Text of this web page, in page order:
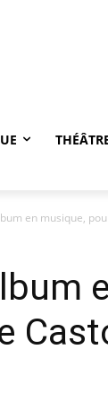
en musique,